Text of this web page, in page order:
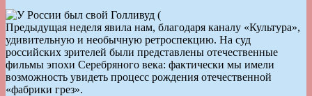
Предыдущая неделя явила нам, благодаря каналу «Культура»,
удивительную и необычную ретроспекцию. На суд
российских зрителей были представлены отечественные
фильмы эпохи Серебряного века: фактически мы имели
возможность увидеть процесс рождения отечественной
«фабрики грез».